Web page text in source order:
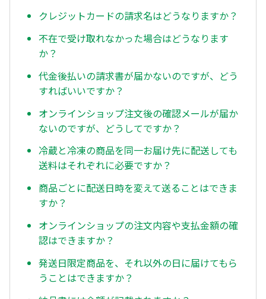
クレジットカードの請求名はどうなりますか？
不在で受け取れなかった場合はどうなります
か？
代金後払いの請求書が届かないのですが、どう
すればいいですか？
オンラインショップ注文後の確認メールが届か
ないのですが、どうしてですか？
冷蔵と冷凍の商品を同一お届け先に配送しても
送料はそれぞれに必要ですか？
商品ごとに配送日時を変えて送ることはできま
すか？
オンラインショップの注文内容や支払金額の確
認はできますか？
発送日限定商品を、それ以外の日に届けてもら
うことはできますか？